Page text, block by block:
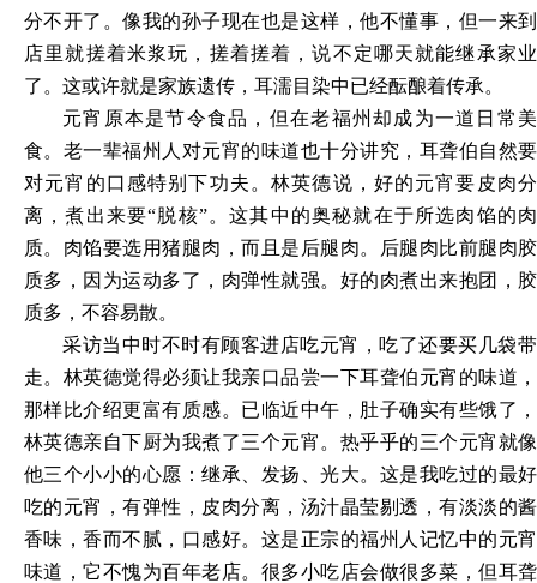
分不开了。像我的孙子现在也是这样，他不懂事，但一来到
店里就搓着米浆玩，搓着搓着，说不定哪天就能继承家业
了。这或许就是家族遗传，耳濡目染中已经酝酿着传承。
元宵原本是节令食品，但在老福州却成为一道日常美
食。老一辈福州人对元宵的味道也十分讲究，耳聋伯自然要
对元宵的口感特别下功夫。林英德说，好的元宵要皮肉分
离，煮出来要“脱核”。这其中的奥秘就在于所选肉馅的肉
质。肉馅要选用猪腿肉，而且是后腿肉。后腿肉比前腿肉胶
质多，因为运动多了，肉弹性就强。好的肉煮出来抱团，胶
质多，不容易散。
采访当中时不时有顾客进店吃元宵，吃了还要买几袋带
走。林英德觉得必须让我亲口品尝一下耳聋伯元宵的味道，
那样比介绍更富有质感。已临近中午，肚子确实有些饿了，
林英德亲自下厨为我煮了三个元宵。热乎乎的三个元宵就像
他三个小小的心愿：继承、发扬、光大。这是我吃过的最好
吃的元宵，有弹性，皮肉分离，汤汁晶莹剔透，有淡淡的酱
香味，香而不腻，口感好。这是正宗的福州人记忆中的元宵
味道，它不愧为百年老店。很多小吃店会做很多菜，但耳聋